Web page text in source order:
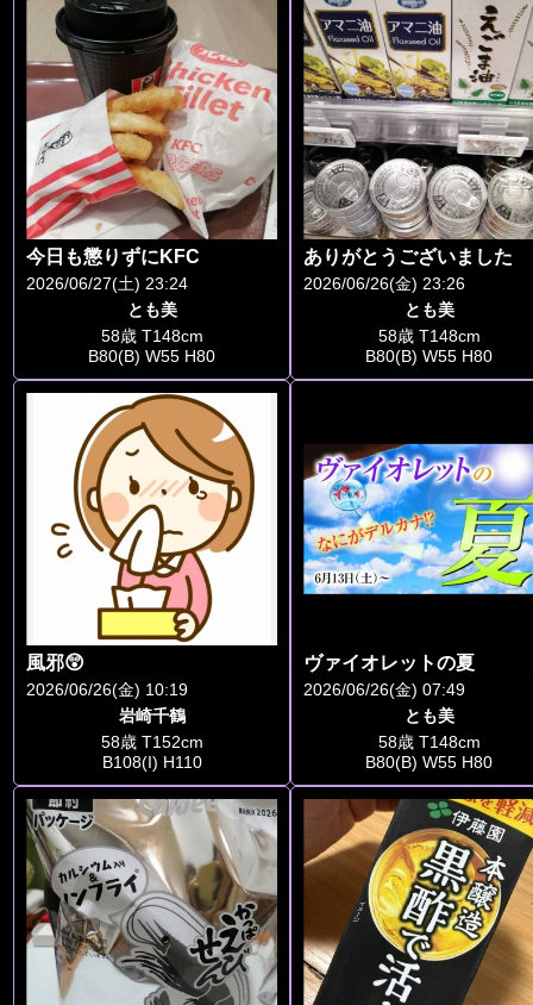
今日も懲りずにKFC
2026/06/27(土) 23:24
とも美
58歳 T148cm
B80(B) W55 H80
ありがとうございました
2026/06/26(金) 23:26
とも美
58歳 T148cm
B80(B) W55 H80
風邪😲
2026/06/26(金) 10:19
岩崎千鶴
58歳 T152cm
B108(I) H110
ヴァイオレットの夏
2026/06/26(金) 07:49
とも美
58歳 T148cm
B80(B) W55 H80